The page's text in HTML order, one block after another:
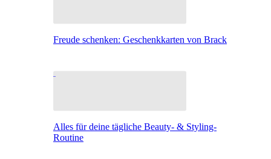
Freude schenken: Geschenkkarten von Brack
Alles für deine tägliche Beauty- & Styling-
Routine